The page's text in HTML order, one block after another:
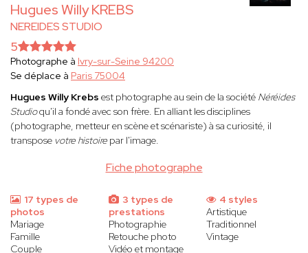
Hugues Willy KREBS
NEREIDES STUDIO
Fiche photographe
5
Photographe à Ivry-sur-Seine 94200
Se déplace à Paris 75004
Hugues Willy Krebs est photographe au sein de la société Néréides
Studioqu'il a fondé avec son frère. En alliant les disciplines
(photographe, metteur en scène et scénariste) à sa curiosité, il
transpose votre histoirepar l'image.
17 types de
photos
Mariage
Famille
Couple
3 types de
prestations
Photographie
Retouche photo
Vidéo et montage
4 styles
Artistique
Traditionnel
Vintage